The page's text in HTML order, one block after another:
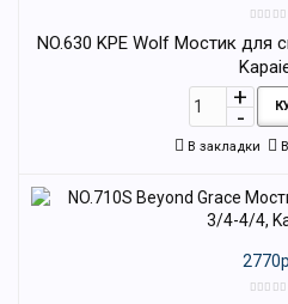
NO.630 KPE Wolf Мостик для
В закладки
2770р.